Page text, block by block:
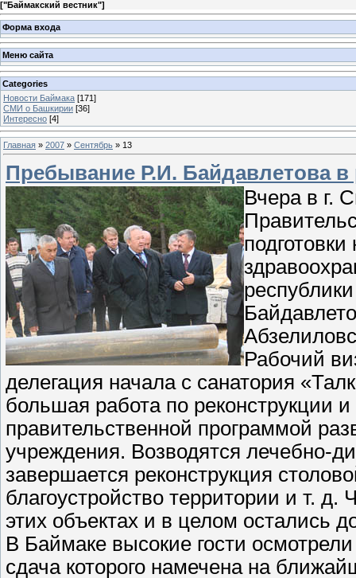
["Баймакский вестник"]
Форма входа
Меню сайта
Categories
Новости Баймака [171]
СМИ о Башкирии [36]
Интересно [4]
Главная » 2007 » Сентябрь » 13
Пребывание Р.И. Байдавлетова в
Вчера в г.
Рабочий
делегация начала с санатория
большая работа по реконструкции и
правительственной программой
учреждения. Возводятся лечебно-
завершается реконструкция
благоустройство территории и т.
этих объектах и в целом остались
В Баймаке высокие гости
сдача которого намечена на